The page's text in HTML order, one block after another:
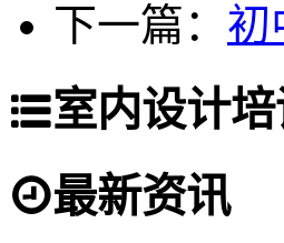
下一篇： 初
室内设计
最新资讯